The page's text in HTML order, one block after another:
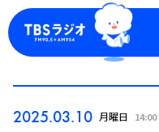
2025.03.10 月曜日 14:00